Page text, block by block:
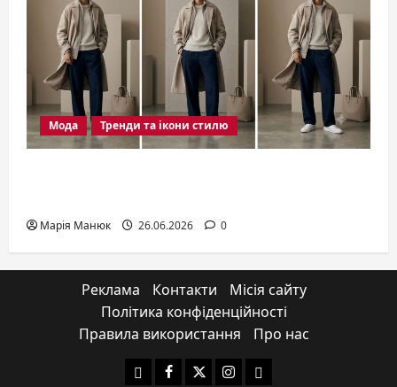
Мода Тренди та ікони стилю
Марія Манюк 26.06.2026 0
Реклама Контакти
Місія сайту
Політика конфіденційності
Правила використання
Про нас
Yelp Facebook
TwitterInstagram
Email